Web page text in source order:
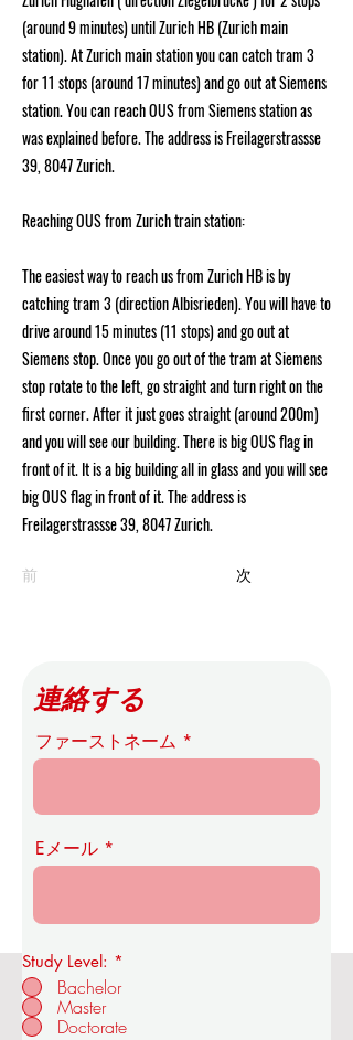
(around 9 minutes) until Zurich HB (Zurich main
station). At Zurich main station you can catch tram 3
for 11 stops (around 17 minutes) and go out at Siemens
station. You can reach OUS from Siemens station as
was explained before. The address is Freilagerstrassse
39, 8047 Zurich.
Reaching OUS from Zurich train station:
The easiest way to reach us from Zurich HB is by
catching tram 3 (direction Albisrieden). You will have to
drive around 15 minutes (11 stops) and go out at
Siemens stop. Once you go out of the tram at Siemens
stop rotate to the left, go straight and turn right on the
first corner. After it just goes straight (around 200m)
and you will see our building. There is big OUS flag in
front of it. It is a big building all in glass and you will see
big OUS flag in front of it. The address is
Freilagerstrassse 39, 8047 Zurich.
前 次
OUS王立経済技術アカデミー
連絡する
ファーストネーム
Eメール
Study Level: *
Bachelor
Master
Doctorate